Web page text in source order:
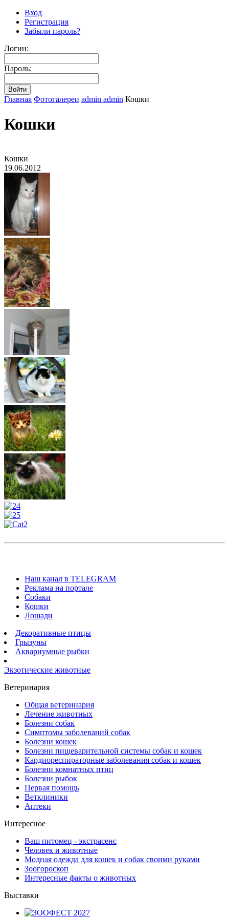
Вход
Регистрация
Забыли пароль?
Логин:
Пароль:
Главная Фотогалереи admin admin Кошки
Кошки
Кошки
19.06.2012
Наш канал в TELEGRAM
Реклама на портале
Собаки
Кошки
Лошади
Декоративные птицы
Грызуны
Аквариумные рыбки
Экзотические животные
Ветеринария
Общая ветеринария
Лечение животных
Болезни собак
Симптомы заболеваний собак
Болезни кошек
Болезни пищеварительной системы собак и кошек
Кардиореспираторные заболевания собак и кошек
Болезни комнатных птиц
Болезни рыбок
Первая помощь
Ветклиники
Аптеки
Интересное
Ваш питомец - экстрасенс
Человек и животные
Модная одежда для кошек и собак своими руками
Зоогороскоп
Интересные факты о животных
Выставки